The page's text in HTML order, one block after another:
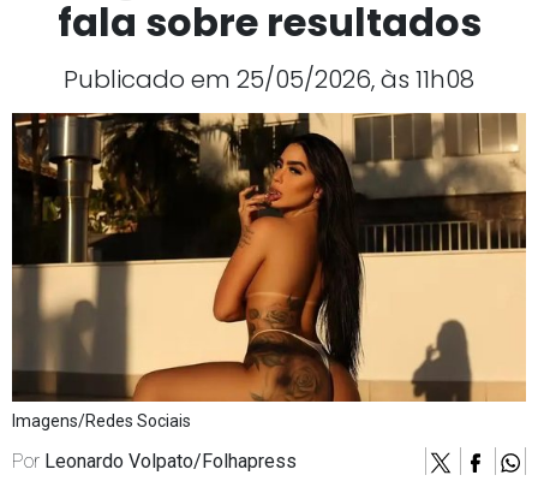
fala sobre resultados
Publicado em 25/05/2026, às 11h08
Imagens/Redes Sociais
Por Leonardo Volpato/Folhapress